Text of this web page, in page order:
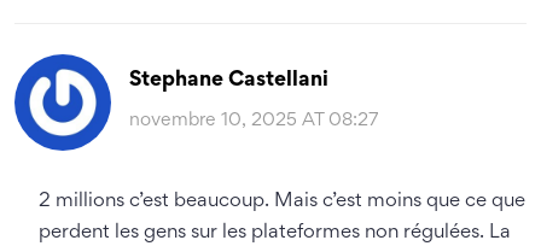
Stephane Castellani
novembre 10, 2025 AT 08:27
2 millions c’est beaucoup. Mais c’est moins que ce que
perdent les gens sur les plateformes non régulées. La